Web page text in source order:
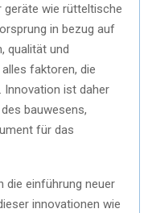
wie rütteltische
in bezug auf
qualität und
faktoren, die
Innovation ist daher
bauwesens,
für das
die einführung neuer
innovationen wie